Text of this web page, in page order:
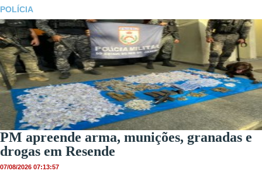
POLÍCIA
PM apreende arma, munições, granadas e
drogas em Resende
07/08/2026 07:13:57